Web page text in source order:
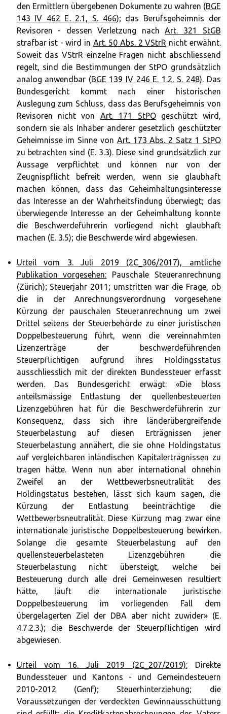
den Ermittlern übergebenen Dokumente zu wahren (BGE
143 IV 462 E. 2.1, S. 466); das Berufsgeheimnis der
Revisoren - dessen Verletzung nachArt. 321 StGB
strafbar ist - wird in Art. 50 Abs. 2 VStrR nicht erwähnt.
Soweit das VStrR einzelne Fragen nicht abschliessend
regelt, sind die Bestimmungen der StPO grundsätzlich
analog anwendbar (BGE 139 IV 246 E. 1.2, S. 248). Das
Bundesgericht kommt nach einer historischen
Auslegung zum Schluss, dass das Berufsgeheimnis von
Revisoren nicht von Art. 171 StPOgeschützt wird,
sondern sie als Inhaber anderer gesetzlich geschützter
Geheimnisse im Sinne von Art. 173 Abs. 2 Satz 1 StPO
zu betrachten sind (E. 3.3). Diese sind grundsätzlich zur
Aussage verpflichtet und können nur von der
Zeugnispflicht befreit werden, wenn sie glaubhaft
machen können, dass das Geheimhaltungsinteresse
das Interesse an der Wahrheitsfindung überwiegt; das
überwiegende Interesse an der Geheimhaltung konnte
die Beschwerdeführerin vorliegend nicht glaubhaft
machen (E. 3.5); die Beschwerde wird abgewiesen.
Urteil vom 3. Juli 2019 (2C_306/2017), amtliche
Publikation vorgesehen: Pauschale Steueranrechnung
(Zürich); Steuerjahr 2011; umstritten war die Frage, ob
die in der Anrechnungsverordnung vorgesehene
Kürzung der pauschalen Steueranrechnung um zwei
Drittel seitens der Steuerbehörde zu einer juristischen
Doppelbesteuerung führt, wenn die vereinnahmten
Lizenzerträge der beschwerdeführenden
Steuerpflichtigen aufgrund ihres Holdingsstatus
ausschliesslich mit der direkten Bundessteuer erfasst
werden. Das Bundesgericht erwägt: «Die bloss
anteilsmässige Entlastung der quellenbesteuerten
Lizenzgebühren hat für die Beschwerdeführerin zur
Konsequenz, dass sich ihre länderübergreifende
Steuerbelastung auf diesen Erträgnissen jener
Steuerbelastung annähert, die sie ohne Holdingstatus
auf vergleichbaren inländischen Kapitalerträgnissen zu
tragen hätte. Wenn nun aber international ohnehin
Zweifel an der Wettbewerbsneutralität des
Holdingstatus bestehen, lässt sich kaum sagen, die
Kürzung der Entlastung beeinträchtige die
Wettbewerbsneutralität. Diese Kürzung mag zwar eine
internationale juristische Doppelbesteuerung bewirken.
Solange die gesamte Steuerbelastung auf den
quellensteuerbelasteten Lizenzgebühren die
Steuerbelastung nicht übersteigt, welche bei
Besteuerung durch alle drei Gemeinwesen resultiert
hätte, läuft die internationale juristische
Doppelbesteuerung im vorliegenden Fall dem
übergelagerten Ziel der DBA aber nicht zuwider» (E.
4.7.2.3.); die Beschwerde der Steuerpflichtigen wird
abgewiesen.
Urteil vom 16. Juli 2019 (2C_207/2019):Direkte
Bundessteuer und Kantons - und Gemeindesteuern
2010-2012 (Genf); Steuerhinterziehung; die
Voraussetzungen der verdeckten Gewinnausschüttung